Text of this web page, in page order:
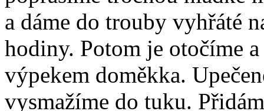
a dáme do trouby vyhřáté
hodiny. Potom je otočíme
výpekem doměkka.
vysmažíme do tuku.